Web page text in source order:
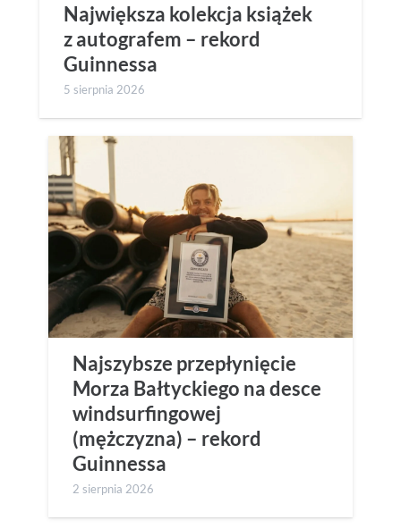
Największa kolekcja książek
z autografem – rekord
Guinnessa
5 sierpnia 2026
Najszybsze przepłynięcie
Morza Bałtyckiego na desce
windsurfingowej
(mężczyzna) – rekord
Guinnessa
2 sierpnia 2026